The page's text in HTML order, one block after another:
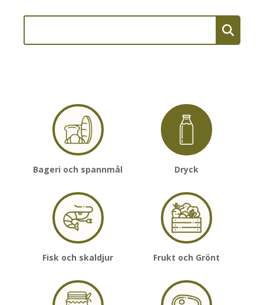
Bageri och spannmål Dryck
Fisk och skaldjur Frukt och Grönt